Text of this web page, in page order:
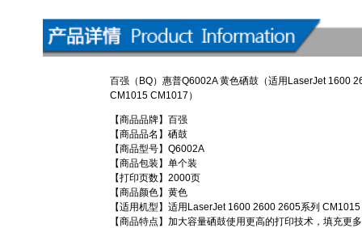
百强（BQ）惠普Q6002A 黄色硒鼓（适用LaserJet 1600
CM1015 CM1017）
【商品品牌】百强
【商品品名】硒鼓
【商品型号】Q6002A
【商品包装】单个装
【打印页数】2000页
【商品颜色】黄色
【适用机型】适用LaserJet 1600 2600 2605系列
【商品特点】加大容量硒鼓使用更高的打印技术，填充更